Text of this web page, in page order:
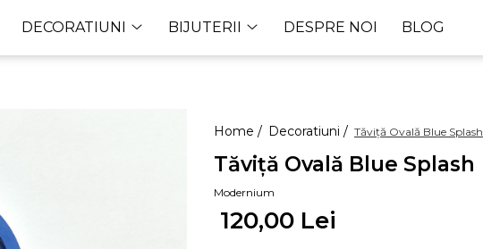
DECORATIUNI BIJUTERII DESPRE NOI BLOG
Home / Decoratiuni / Tăviță Ovală Blue Splash
Tăviță Ovală Blue Splash
Modernium
120,00 Lei